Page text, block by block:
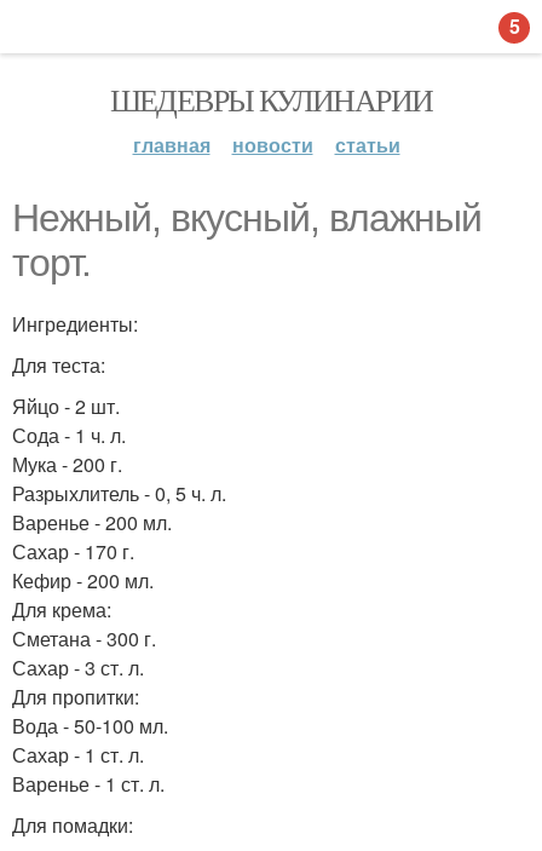
ШЕДЕВРЫ КУЛИНАРИИ
главная новости статьи
Нежный, вкусный, влажный
торт.
Ингредиенты:
Для теста:
Яйцо - 2 шт.
Сода - 1 ч. л.
Мука - 200 г.
Разрыхлитель - 0, 5 ч. л.
Варенье - 200 мл.
Сахар - 170 г.
Кефир - 200 мл.
Для крема:
Сметана - 300 г.
Сахар - 3 ст. л.
Для пропитки:
Вода - 50-100 мл.
Сахар - 1 ст. л.
Варенье - 1 ст. л.
Для помадки:
5